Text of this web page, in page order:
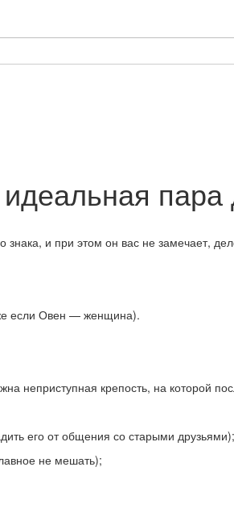
и при этом он вас не замечает,
если Овен — женщина).
неприступная крепость, на которой
его от общения со старыми друзьями);
не мешать);